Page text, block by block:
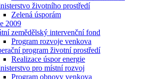
životního prostředí
Zelená úsporám
2009
zemědělský intervenční fond
Program rozvoje venkova
program životní prostředí
Realizace úspor energie
pro místní rozvoj
Program obnovy venkova